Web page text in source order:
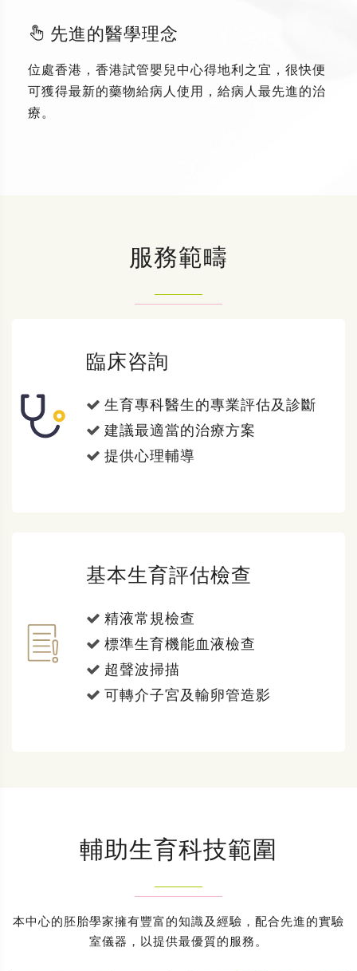
先進的醫學理念
位處香港，香港試管嬰兒中心得地利之宜，很快便
可獲得最新的藥物給病人使用，給病人最先進的治
療。
服務範疇
臨床咨詢
生育專科醫生的專業評估及診斷
建議最適當的治療方案
提供心理輔導
基本生育評估檢查
精液常規檢查
標準生育機能血液檢查
超聲波掃描
可轉介子宮及輸卵管造影
輔助生育科技範圍
本中心的胚胎學家擁有豐富的知識及經驗，配合先進的實驗
室儀器，以提供最優質的服務。